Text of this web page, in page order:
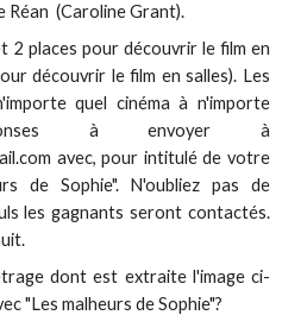
Réan (Caroline Grant).
2 places pour découvrir le film en
découvrir le film en salles). Les
quel cinéma à n'importe
à envoyer à
avec, pour intitulé de votre
de Sophie". N'oubliez pas de
les gagnants seront contactés.
dont est extraite l'image ci-
"Les malheurs de Sophie"?